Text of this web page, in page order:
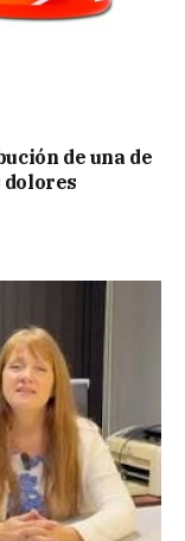
de una de
dolores